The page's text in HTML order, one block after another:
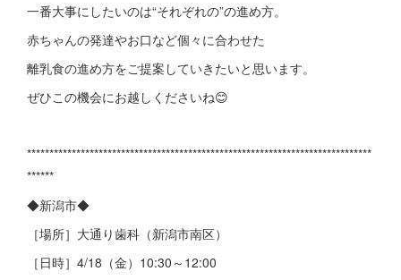
一番大事にしたいのは“それぞれの”の進め方。
赤ちゃんの発達やお口など個々に合わせた
離乳食の進め方をご提案していきたいと思います。
ぜひこの機会にお越しくださいね😊
*****************************************************************************
******
◆新潟市◆
［場所］大通り歯科（新潟市南区）
［日時］4/18（金）10:30～12:00